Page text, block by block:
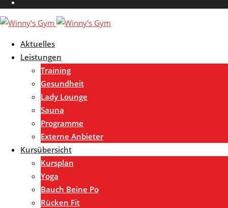
Aktuelles
Leistungen
Training
Gesundheit
Lady Lounge
Sauna
Programme
Externe Anbieter
Kursübersicht
Kursplan
Yoga
Bauch Beine Po
Rücken Fit